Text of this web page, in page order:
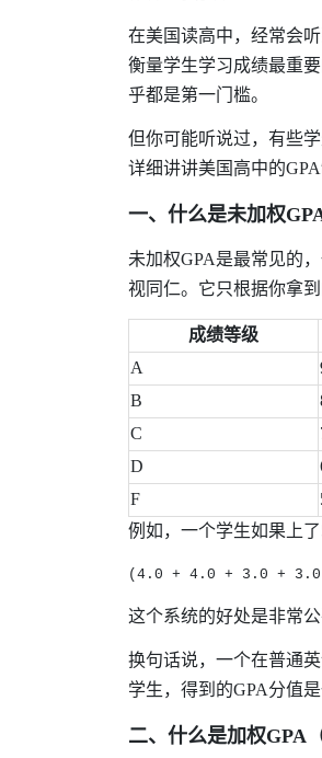
在美国读高中，经常会听
衡量学生学习成绩最重
乎都是第一门槛。
但你可能听说过，有些
详细讲讲美国高中的GPA
一、什么是未加权
未加权GPA是最常见的
视同仁。它只根据你拿
成绩等级
A
B
C
D
F
例如，一个学生如果上了
(4.0 + 4.0 + 3.0 +
这个系统的好处是非常
换句话说，一个在普通
学生，得到的GPA分值
二、什么是加权GPA